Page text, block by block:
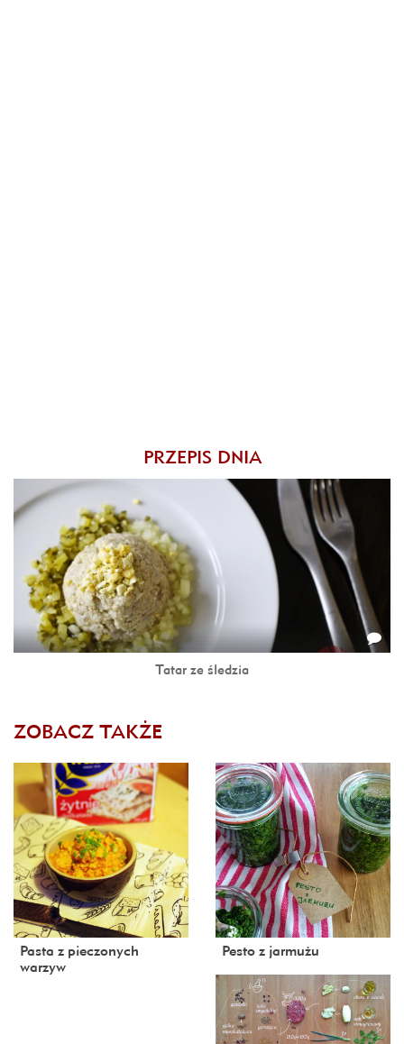
PRZEPIS DNIA
Tatar ze śledzia
ZOBACZ TAKŻE
Pasta z pieczonych
warzyw
Pesto z jarmużu